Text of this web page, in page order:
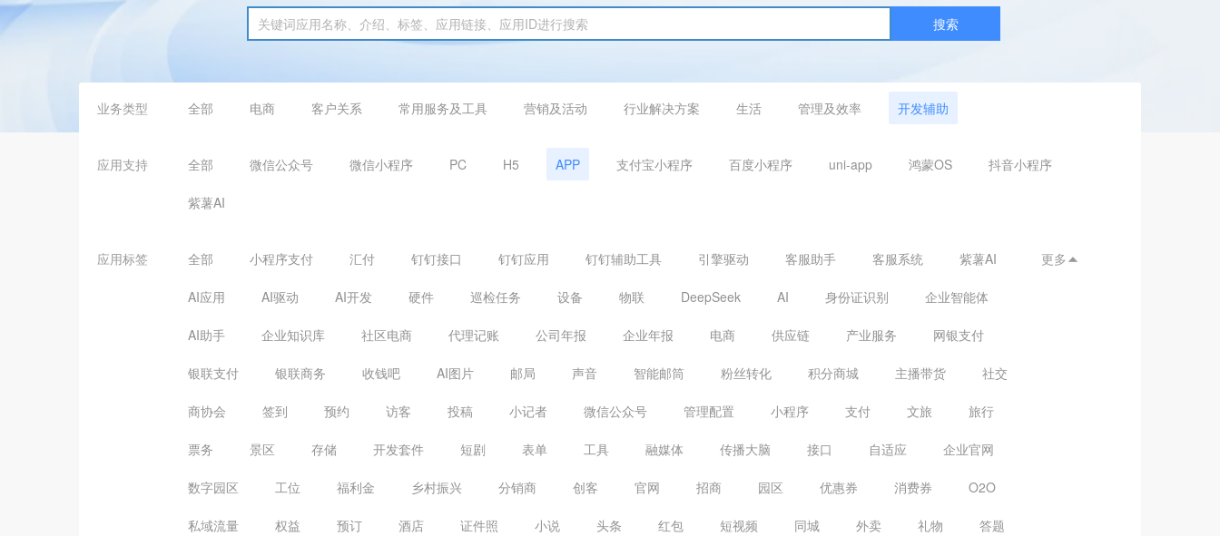
搜索
业务类型 全部 电商 客户关系 常用服务及工具 营销及活动 行业解决方案 生活 管理及效率 开发辅助
应用支持 全部 微信公众号 微信小程序 PC H5 APP 支付宝小程序 百度小程序 uni-app 鸿蒙OS 抖音小程序
紫薯AI
应用标签 全部 小程序支付 汇付 钉钉接口 钉钉应用 钉钉辅助工具 引擎驱动 客服助手 客服系统 紫薯AI
AI应用 AI驱动 AI开发 硬件 巡检任务 设备 物联 DeepSeek AI 身份证识别 企业智能体
AI助手 企业知识库 社区电商 代理记账 公司年报 企业年报 电商 供应链 产业服务 网银支付
银联支付 银联商务 收钱吧 AI图片 邮局 声音 智能邮筒 粉丝转化 积分商城 主播带货 社交
商协会 签到 预约 访客 投稿 小记者 微信公众号 管理配置 小程序 支付 文旅 旅行
票务 景区 存储 开发套件 短剧 表单 工具 融媒体 传播大脑 接口 自适应 企业官网
数字园区 工位 福利金 乡村振兴 分销商 创客 官网 招商 园区 优惠券 消费券 O2O
私域流量 权益 预订 酒店 证件照 小说 头条 红包 短视频 同城 外卖 礼物 答题
更多 